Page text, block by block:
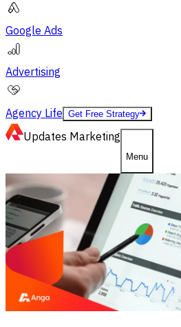
Google Ads
Advertising
Agency Life Get Free Strategy
Updates Marketing
Menu